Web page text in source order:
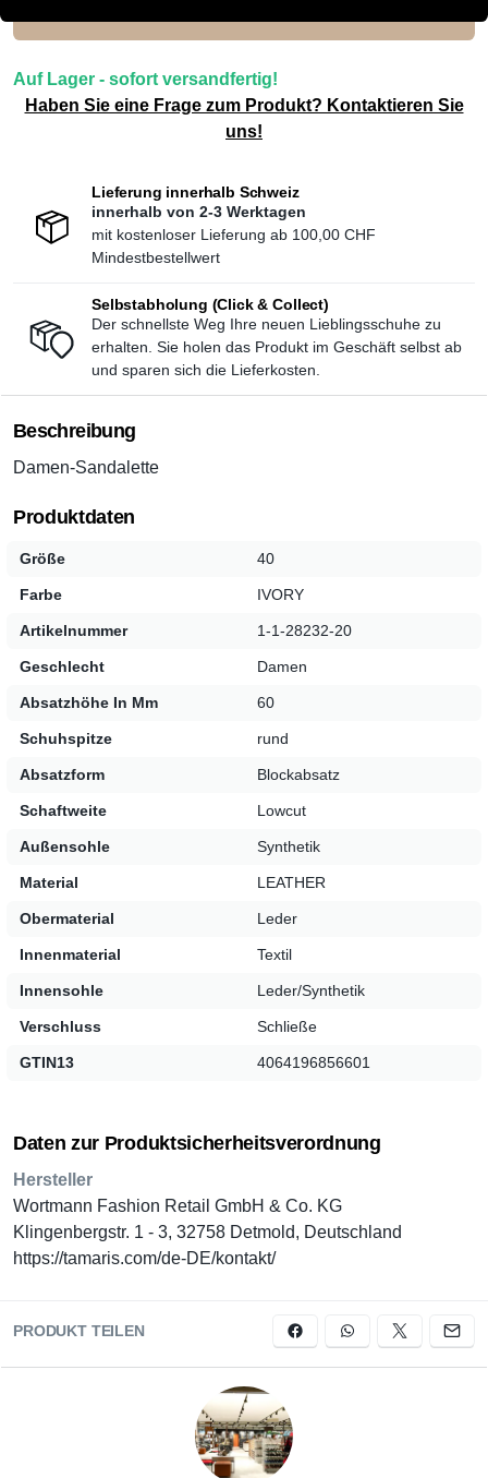
Auf Lager - sofort versandfertig!
Haben Sie eine Frage zum Produkt? Kontaktieren Sie
uns!
Lieferung innerhalb Schweiz
innerhalb von 2-3 Werktagen
mit kostenloser Lieferung ab 100,00 CHF
Mindestbestellwert
Selbstabholung (Click & Collect)
Der schnellste Weg Ihre neuen Lieblingsschuhe zu
erhalten. Sie holen das Produkt im Geschäft selbst ab
und sparen sich die Lieferkosten.
Beschreibung
Damen-Sandalette
Produktdaten
Größe 40
Farbe IVORY
Artikelnummer 1-1-28232-20
Geschlecht Damen
Absatzhöhe In Mm 60
Schuhspitze rund
Absatzform Blockabsatz
Schaftweite Lowcut
Außensohle Synthetik
Material LEATHER
Obermaterial Leder
Innenmaterial Textil
Innensohle Leder/Synthetik
Verschluss Schließe
GTIN13 4064196856601
Daten zur Produktsicherheitsverordnung
Hersteller
Wortmann Fashion Retail GmbH & Co. KG
Klingenbergstr. 1 - 3, 32758 Detmold, Deutschland
https://tamaris.com/de-DE/kontakt/
PRODUKT TEILEN